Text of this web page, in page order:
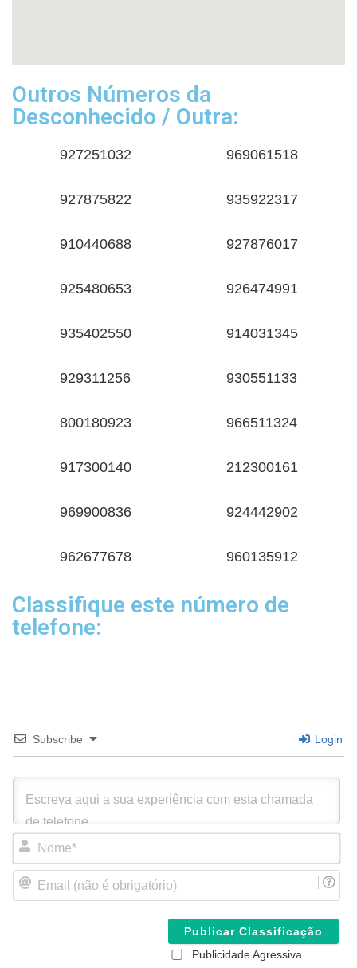
Outros Números da
Desconhecido / Outra:
927251032 969061518
927875822 935922317
910440688 927876017
925480653 926474991
935402550 914031345
929311256 930551133
800180923 966511324
917300140 212300161
969900836 924442902
962677678 960135912
Classifique este número de
telefone:
Subscribe Login
N
m
a
Publicidade Agressiva